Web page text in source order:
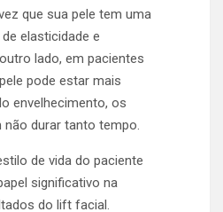
que sua pele tem uma
elasticidade e
lado, em pacientes
pode estar mais
envelhecimento, os
durar tanto tempo.
de vida do paciente
significativo na
do lift facial.